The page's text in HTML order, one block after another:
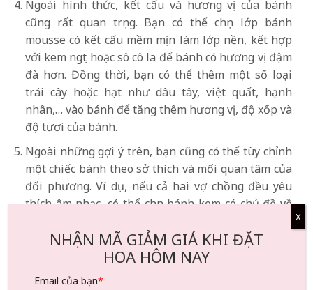
Ngoài hình thức, kết cấu và hương vị của bánh
cũng rất quan trọng. Bạn có thể chọn lớp bánh
mousse có kết cấu mềm mịn làm lớp nền, kết hợp
với kem ngọt hoặc sô cô la để bánh có hương vị đậm
đà hơn. Đồng thời, bạn có thể thêm một số loại
trái cây hoặc hạt như dâu tây, việt quất, hạnh
nhân,… vào bánh để tăng thêm hương vị, độ xốp và
độ tươi của bánh.
Ngoài những gợi ý trên, bạn cũng có thể tùy chỉnh
một chiếc bánh theo sở thích và mối quan tâm của
đối phương. Ví dụ, nếu cả hai vợ chồng đều yêu
thích âm nhạc, có thể chọn bánh kem có chủ đề về
thích du lịch, có thể chọn một chiếc bánh theo chủ
đề du lịch để lưu giữ những kỷ niệm đẹp.
NHẬN MÃ GIẢM GIÁ KHI ĐẶT
HOA HÔM NAY
Email của bạn*
X